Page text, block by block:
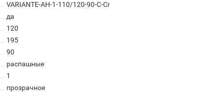
VARIANTE-AH-1-110/120-90-C-Cr
да
120
195
90
распашные
1
прозрачное